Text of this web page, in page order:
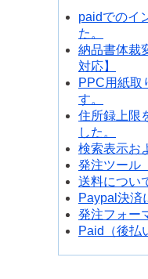
paidでのイ
た。
納品書体裁
対応】
PPC用紙取
す。
住所録上限
した。
検索表示お
発注ツール
送料につい
Paypal決済
発注フォー
Paid（後払